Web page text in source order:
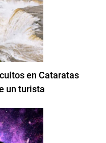
en Cataratas
un turista